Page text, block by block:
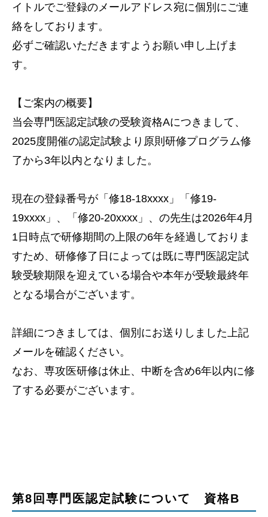
イトルでご登録のメールアドレス宛に個別にご連
絡をしております。
必ずご確認いただきますようお願い申し上げま
す。
【ご案内の概要】
当会専門医認定試験の受験資格Aにつきまして、
2025度開催の認定試験より原則研修プログラム修
了から3年以内となりました。
現在の登録番号が「修18-18xxxx」「修19-
19xxxx」、「修20-20xxxx」、の先生は2026年4月
1日時点で研修期間の上限の6年を経過しておりま
すため、研修修了日によっては既に専門医認定試
験受験期限を迎えている場合や本年が受験最終年
となる場合がございます。
詳細につきましては、個別にお送りしました上記
メールを確認ください。
なお、専攻医研修は休止、中断を含め6年以内に修
了する必要がございます。
第8回専門医認定試験について 資格B